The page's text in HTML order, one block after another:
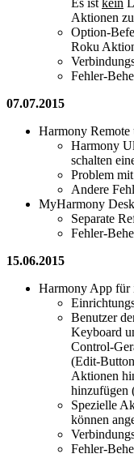
Es istkein
Aktionen
Option-
Roku
Fehler-
07.07.2015
Harmony
Harmony
schalten
Problem
Andere
MyHarmony
Separate
Fehler-
15.06.2015
Harmony App für
Benutzer
Keyboard
Control-
(Edit-
Aktionen
hinzufügen
Spezielle
können
Fehler-